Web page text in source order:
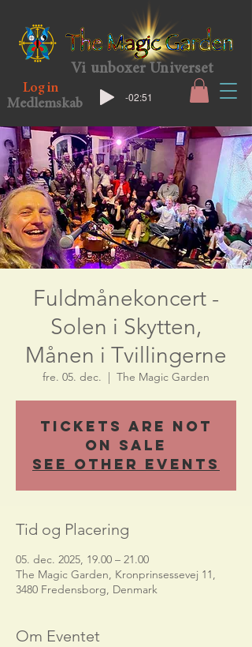
Vi unboxer Universet
Log in
Medlemskab
-02:51
Fuldmånekoncert -
Solen i Skytten,
Månen i Tvillingerne
fre. 05. dec.
  |
The Magic Garden
Tickets Are Not
on Sale
See other events
Tid og Placering
05. dec. 2025, 19.00 – 21.00
The Magic Garden, Kronprinsessevej 11,
3480 Fredensborg, Denmark
Om Eventet